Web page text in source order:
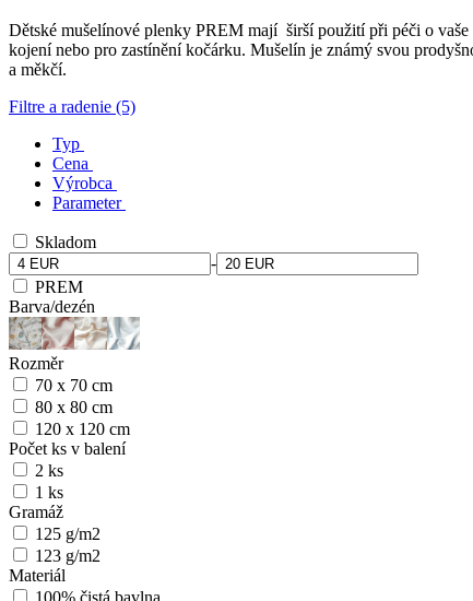
Dětské mušelínové plenky PREM mají širší použití při péči o
kojení nebo pro zastínění kočárku. Mušelín je známý svou
a měkčí.
Filtre a radenie (5)
Typ
Cena
Výrobca
Parameter
Skladom
-
PREM
Barva/dezén
Rozměr
70 x 70 cm
80 x 80 cm
120 x 120 cm
Počet ks v balení
2 ks
1 ks
Gramáž
125 g/m2
123 g/m2
Materiál
100% čistá bavlna